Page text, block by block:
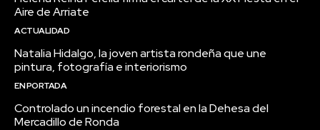
Aire de Arriate
ACTUALIDAD
Natalia Hidalgo, la joven artista rondeña que une
pintura, fotografía e interiorismo
EN PORTADA
Controlado un incendio forestal en la Dehesa del
Mercadillo de Ronda